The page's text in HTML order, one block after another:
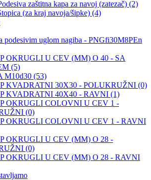
zaštitna kapa za navoj (zatezač) (2)
(za kraj navoja/šipke) (4)
podesivim uglom nagiba - PNGfi30M8PEn
OKRUGLI U CEV (MM) O 40 - SA
(5)
M10d30 (53)
KVADRATNI 30X30 - POLUKRUŽNI (0)
KVADRATNI 40X40 - RAVNI (1)
OKRUGLI COLOVNI U CEV 1 -
(0)
OKRUGLI COLOVNI U CEV 1 - RAVNI
OKRUGLI U CEV (MM) O 28 -
(0)
OKRUGLI U CEV (MM) O 28 - RAVNI